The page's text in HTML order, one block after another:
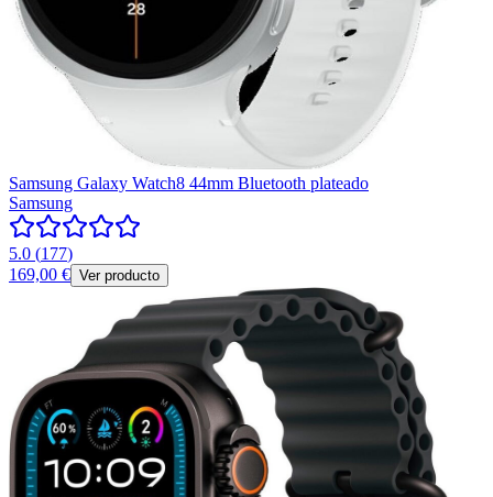
Samsung Galaxy Watch8 44mm Bluetooth plateado
Samsung
5.0 (177)
169,00 € Ver producto